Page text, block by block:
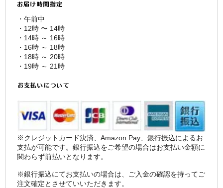
・午前中
・12時 〜 14時
・14時 ～ 16時
・16時 ～ 18時
・18時 ～ 20時
・19時 ～ 21時
※クレジットカード決済、Amazon Pay、銀行振込によるお
支払が可能です。銀行振込をご希望の場合はお支払い金額に
関わらず前払いとなります。
※銀行振込にてお支払いの場合は、ご入金の確認を持ってご
注文確定とさせていいただきます。